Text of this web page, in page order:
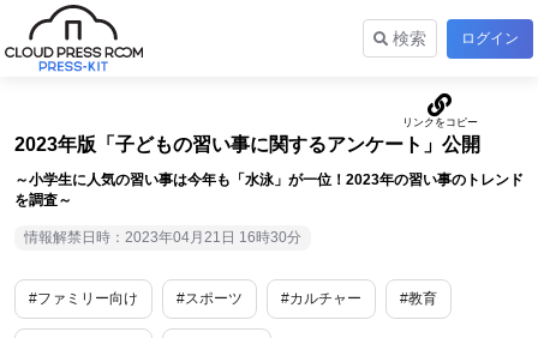
検索 ログイン
2023年版「子どもの習い事に関するアンケート」公開
～小学生に人気の習い事は今年も「水泳」が一位！2023年の習い事のトレンド
を調査～
情報解禁日時：2023年04月21日 16時30分
#ファミリー向け #スポーツ #カルチャー #教育